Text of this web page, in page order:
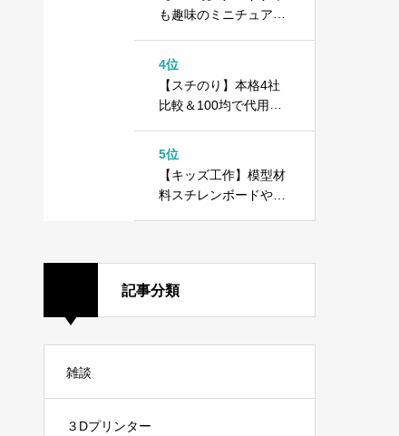
も趣味のミニチュアで
方
4位
【スチのり】本格4社
比較＆100均で代用で
5位
【キッズ工作】模型材
料スチレンボードや10
記事分類
雑談
３Dプリンター